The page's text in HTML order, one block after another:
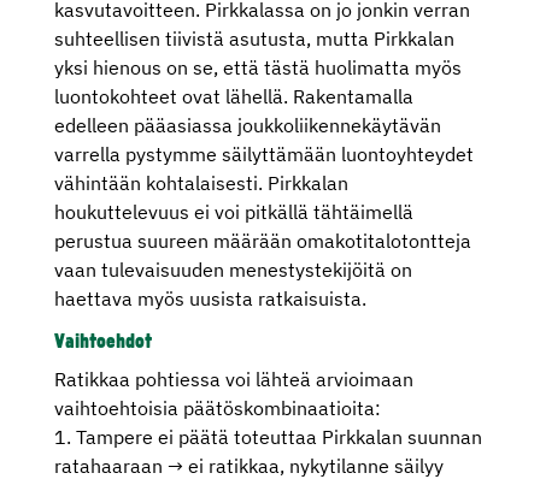
kasvutavoitteen. Pirkkalassa on jo jonkin verran
suhteellisen tiivistä asutusta, mutta Pirkkalan
yksi hienous on se, että tästä huolimatta myös
luontokohteet ovat lähellä. Rakentamalla
edelleen pääasiassa joukkoliikennekäytävän
varrella pystymme säilyttämään luontoyhteydet
vähintään kohtalaisesti. Pirkkalan
houkuttelevuus ei voi pitkällä tähtäimellä
perustua suureen määrään omakotitalotontteja
vaan tulevaisuuden menestystekijöitä on
haettava myös uusista ratkaisuista.
Vaihtoehdot
Ratikkaa pohtiessa voi lähteä arvioimaan
vaihtoehtoisia päätöskombinaatioita:
1. Tampere ei päätä toteuttaa Pirkkalan suunnan
ratahaaraan → ei ratikkaa, nykytilanne säilyy